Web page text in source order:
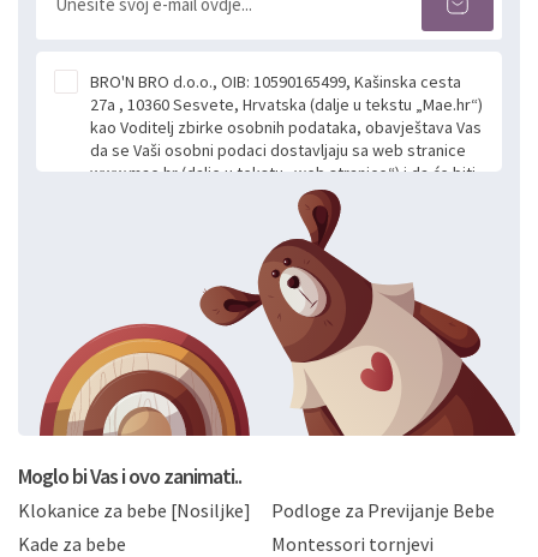
BRO'N BRO d.o.o., OIB: 10590165499, Kašinska cesta
27a , 10360 Sesvete, Hrvatska (dalje u tekstu „Mae.hr“)
kao Voditelj zbirke osobnih podataka, obavještava Vas
da se Vaši osobni podaci dostavljaju sa web stranice
www.mae.hr (dalje u tekstu „web stranice“) i da će biti
obrađeni. Prihvaćanjem ove Izjave smatra se da
slobodno i izričito dajete privolu za prikupljanje i daljnju
obradu Vaših osobnih podataka koje ustupate Mae.hr
putem ovih web stranica u svrhu odgovora i daljnje
komunikacije na Vaš upit poslan kroz kontakt obrazac.
Radi se o dobrovoljnom davanju podataka te ovu
Izjavu niste dužni prihvatiti odnosno niste dužni unositi
svoje osobne podatke u jednu od prijavnih
formi/obrazaca dostupnih na ovim web stranicama.
BRO'N BRO d.o.o. će s Vašim osobnim podacima
postupati sukladno Općoj uredbi o zaštiti podataka
privatnosti i kolačića koju možete pročitati ovdje i
Hrvatske, a uvijek uz primjenu odgovarajućih tehničkih i
sigurnosnih mjera zaštite osobnih podataka od
Moglo bi Vas i ovo zanimati..
Klokanice za bebe [Nosiljke]
Podloge za Previjanje Bebe
Kade za bebe
Montessori tornjevi